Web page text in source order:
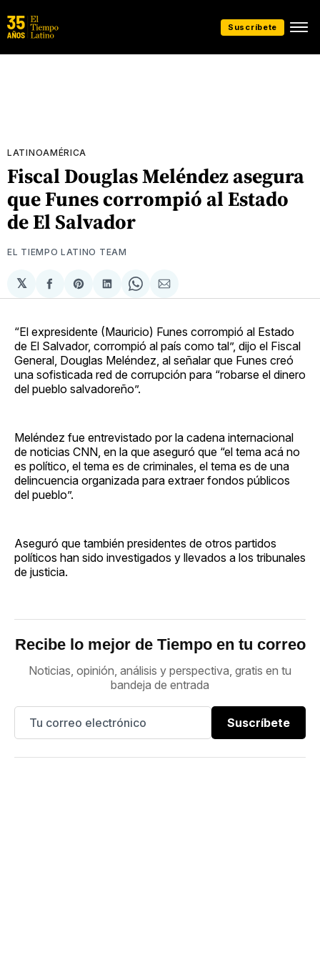
Suscríbete
LATINOAMÉRICA
Fiscal Douglas Meléndez asegura
que Funes corrompió al Estado
de El Salvador
EL TIEMPO LATINO TEAM
𝕏
Compartir
en
Share
on
Compartir
en
Share
on
Compartir
via
“El expresidente (Mauricio) Funes corrompió al Estado
de El Salvador, corrompió al país como tal”, dijo el Fiscal
General, Douglas Meléndez, al señalar que Funes creó
una sofisticada red de corrupción para “robarse el dinero
del pueblo salvadoreño”.
Meléndez fue entrevistado por la cadena internacional
de noticias CNN, en la que aseguró que “el tema acá no
es político, el tema es de criminales, el tema es de una
delincuencia organizada para extraer fondos públicos
del pueblo”.
Aseguró que también presidentes de otros partidos
políticos han sido investigados y llevados a los tribunales
de justicia.
Recibe lo mejor de Tiempo en tu correo
Noticias, opinión, análisis y perspectiva, gratis en tu
bandeja de entrada
Suscríbete